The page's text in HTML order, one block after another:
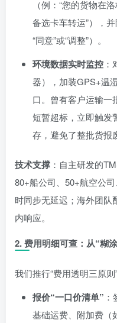
（例：“您的货物在
备选卡车转运”），
“同意”或“调整”）。
环境数据实时监控
器），加装GPS+温
口。曾有客户运输一
短暂超标，立即触发
存，避免了整批货报
技术支撑 ：自主研发的
80+船公司、50+航空公
时同步无延迟；海外团队
内响应。
2.费用明细可查：从“糊
我们推行“费用透明三原
报价“一口价清单”
基础运费、附加费（